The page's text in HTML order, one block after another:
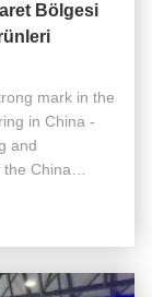
Bölgesi
mark in the
in China -
and
China